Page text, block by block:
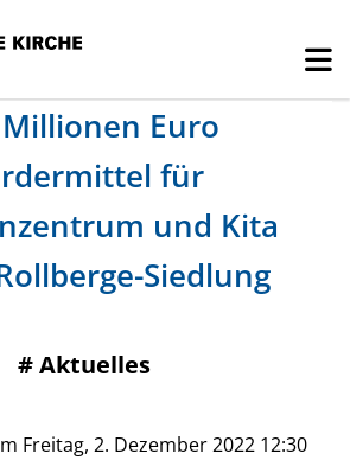
Euro
für
und Kita
Siedlung
#Aktuelles
Freitag, 2. Dezember 2022 12:30